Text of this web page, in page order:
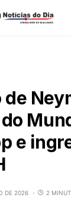
de
e
DE 2026 2